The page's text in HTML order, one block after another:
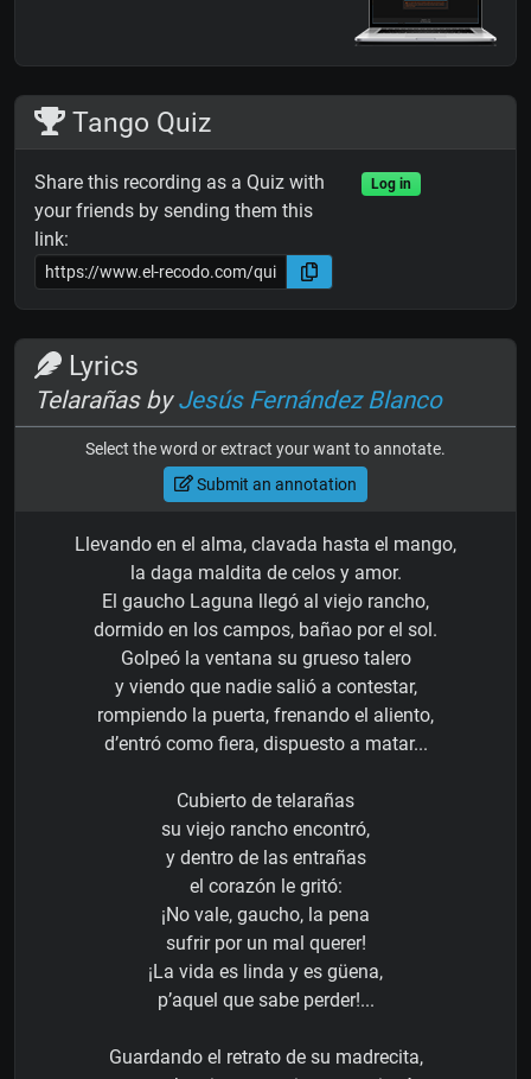
Tango Quiz
Share this recording as a Quiz with
your friends by sending them this
link:
Log in
Lyrics
Telarañas byJesús Fernández Blanco
Select the word or extract your want to annotate.
Submit an annotation
Llevando en el alma, clavada hasta el mango,
la daga maldita de celos y amor.
El gaucho Laguna llegó al viejo rancho,
dormido en los campos, bañao por el sol.
Golpeó la ventana su grueso talero
y viendo que nadie salió a contestar,
rompiendo la puerta, frenando el aliento,
d’entró como fiera, dispuesto a matar...
Cubierto de telarañas
su viejo rancho encontró,
y dentro de las entrañas
el corazón le gritó:
¡No vale, gaucho, la pena
sufrir por un mal querer!
¡La vida es linda y es güena,
p’aquel que sabe perder!...
Guardando el retrato de su madrecita,